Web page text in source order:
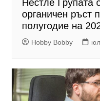
Нестле Групата
органичен ръст
полугодие на
Hobby Bobby